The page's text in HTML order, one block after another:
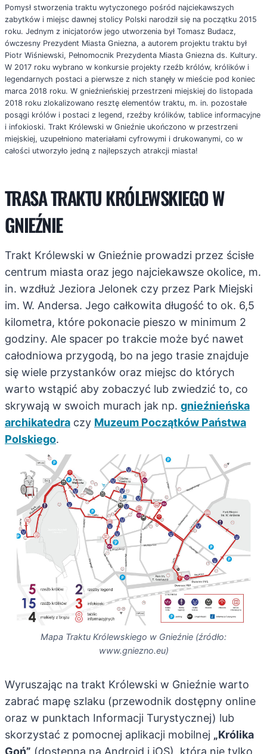
Pomysł stworzenia traktu wytyczonego pośród najciekawszych
zabytków i miejsc dawnej stolicy Polski narodził się na początku 2015
roku. Jednym z inicjatorów jego utworzenia był Tomasz Budacz,
ówczesny Prezydent Miasta Gniezna, a autorem projektu traktu był
Piotr Wiśniewski, Pełnomocnik Prezydenta Miasta Gniezna ds. Kultury.
W 2017 roku wybrano w konkursie projekty rzeźb królów, królików i
legendarnych postaci a pierwsze z nich stanęły w mieście pod koniec
marca 2018 roku. W gnieźnieńskiej przestrzeni miejskiej do listopada
2018 roku zlokalizowano resztę elementów traktu, m. in. pozostałe
posągi królów i postaci z legend, rzeźby królików, tablice informacyjne
i infokioski. Trakt Królewski w Gnieźnie ukończono w przestrzeni
miejskiej, uzupełniono materiałami cyfrowymi i drukowanymi, co w
całości utworzyło jedną z najlepszych atrakcji miasta!
TRASA TRAKTU KRÓLEWSKIEGO W
GNIEŹNIE
Trakt Królewski w Gnieźnie prowadzi przez ścisłe
centrum miasta oraz jego najciekawsze okolice, m.
in. wzdłuż Jeziora Jelonek czy przez Park Miejski
im. W. Andersa. Jego całkowita długość to ok. 6,5
kilometra, które pokonacie pieszo w minimum 2
godziny. Ale spacer po trakcie może być nawet
całodniowa przygodą, bo na jego trasie znajduje
się wiele przystanków oraz miejsc do których
warto wstąpić aby zobaczyć lub zwiedzić to, co
skrywają w swoich murach jak np. gnieźnieńska
archikatedra czy Muzeum Początków Państwa
Polskiego.
Mapa Traktu Królewskiego w Gnieźnie (źródło:
www.gniezno.eu)
Wyruszając na trakt Królewski w Gnieźnie warto
zabrać mapę szlaku (przewodnik dostępny online
oraz w punktach Informacji Turystycznej) lub
skorzystać z pomocnej aplikacji mobilnej „Królika
Goń” (dostępna na Android i iOS), która nie tylko